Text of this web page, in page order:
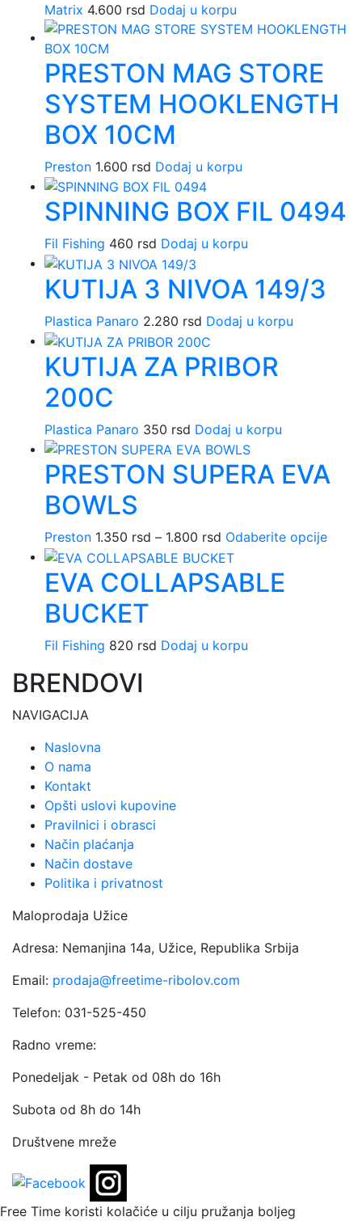
Matrix 4.600 rsd Dodaj u korpu
PRESTON MAG STORE
SYSTEM HOOKLENGTH
BOX 10CM
Preston 1.600 rsd Dodaj u korpu
SPINNING BOX FIL 0494
Fil Fishing 460 rsd Dodaj u korpu
KUTIJA 3 NIVOA 149/3
Plastica Panaro 2.280 rsd Dodaj u korpu
KUTIJA ZA PRIBOR
200C
Plastica Panaro 350 rsd Dodaj u korpu
PRESTON SUPERA EVA
BOWLS
Preston 1.350 rsd – 1.800 rsd Raspon
cena:
od
1.350 rsd
Odaberite opcije
EVA COLLAPSABLE
BUCKET
Fil Fishing 820 rsd Dodaj u korpu
BRENDOVI
NAVIGACIJA
Naslovna
O nama
Kontakt
Opšti uslovi kupovine
Pravilnici i obrasci
Način plaćanja
Način dostave
Politika i privatnost
Maloprodaja Užice
Adresa: Nemanjina 14a, Užice, Republika Srbija
Email: prodaja@freetime-ribolov.com
Telefon: 031-525-450
Radno vreme:
Ponedeljak - Petak od 08h do 16h
Subota od 8h do 14h
Društvene mreže
Free Time koristi kolačiće u cilju pružanja boljeg